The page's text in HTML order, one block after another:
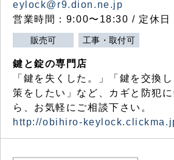
eylock@r9.dion.ne.jp
営業時間：9:00〜18:30 / 定休日
販売可 工事・取付可
鍵と錠の専門店
「鍵を失くした。」「鍵を交換
策をしたい」など、カギと防犯
ら、お気軽にご相談下さい。
http://obihiro-